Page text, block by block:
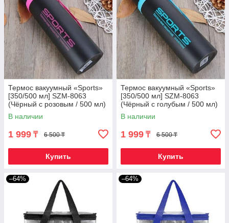
Термос вакуумный «Sports»
[350/500 мл] SZM-8063
(Чёрный с розовым / 500 мл)
В наличии
1 999 ₸ 6 500 ₸
Купить
Термос вакуумный «Sports»
[350/500 мл] SZM-8063
(Чёрный с голубым / 500 мл)
В наличии
1 999 ₸ 6 500 ₸
Купить
–64% –64%